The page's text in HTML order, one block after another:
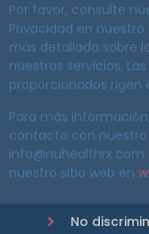
Por favor, consulte
Privacidad en
más detallada sobre
nuestros servicios.
proporcionados rigen
Para más
contacto con
nuestro sitio web en
No